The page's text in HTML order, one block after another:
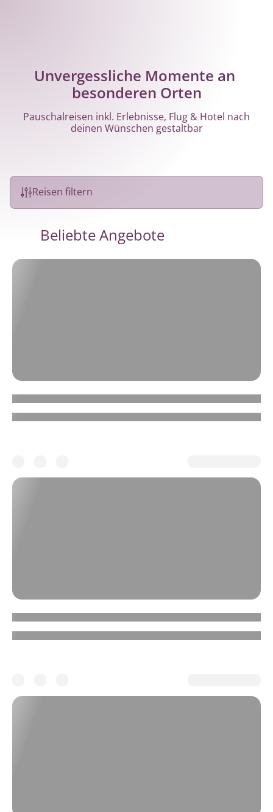
Unvergessliche Momente an
besonderen Orten
Pauschalreisen inkl. Erlebnisse, Flug & Hotel nach
deinen Wünschen gestaltbar
Reisen filtern
Beliebte Angebote